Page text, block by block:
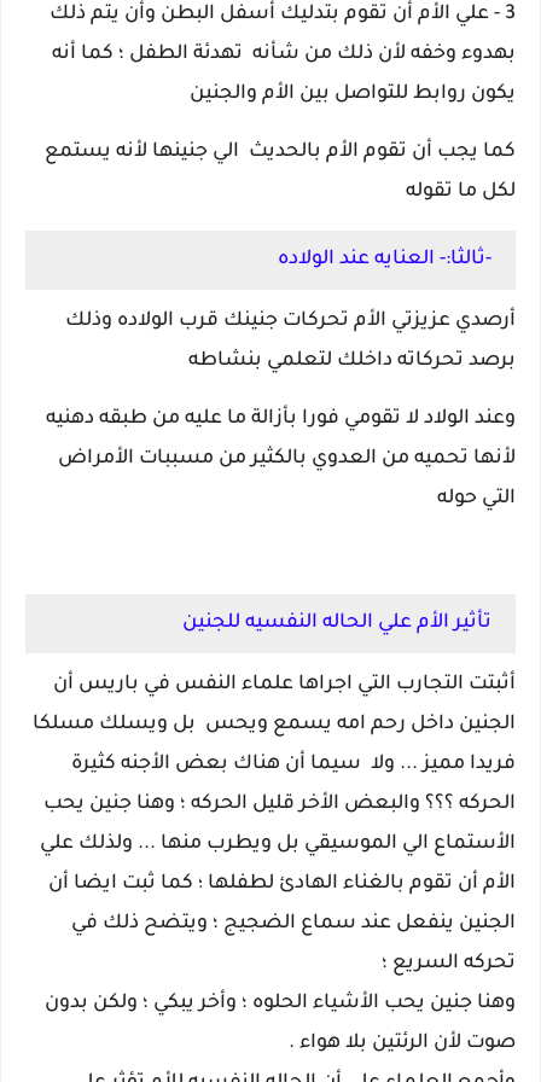
3 - علي الأم أن تقوم بتدليك أسفل البطن وأن يتم ذلك
بهدوء وخفه لأن ذلك من شأنه تهدئة الطفل ؛ كما أنه
يكون روابط للتواصل بين الأم والجنين
كما يجب أن تقوم الأم بالحديث الي جنينها لأنه يستمع
لكل ما تقوله
-ثالثا:- العنايه عند الولاده
أرصدي عزيزتي الأم تحركات جنينك قرب الولاده وذلك
برصد تحركاته داخلك لتعلمي بنشاطه
وعند الولاد لا تقومي فورا بأزالة ما عليه من طبقه دهنيه
لأنها تحميه من العدوي بالكثير من مسببات الأمراض
التي حوله
تأثير الأم علي الحاله النفسيه للجنين
أثبتت التجارب التي اجراها علماء النفس في باريس أن
الجنين داخل رحم امه يسمع ويحس بل ويسلك مسلكا
فريدا مميز ... ولا سيما أن هناك بعض الأجنه كثيرة
الحركه ؟؟؟ والبعض الأخر قليل الحركه ؛ وهنا جنين يحب
الأستماع الي الموسيقي بل ويطرب منها ... ولذلك علي
الأم أن تقوم بالغناء الهادئ لطفلها ؛ كما ثبت ايضا أن
الجنين ينفعل عند سماع الضجيج ؛ ويتضح ذلك في
تحركه السريع ؛
وهنا جنين يحب الأشياء الحلوه ؛ وأخر يبكي ؛ ولكن بدون
صوت لأن الرئتين بلا هواء .